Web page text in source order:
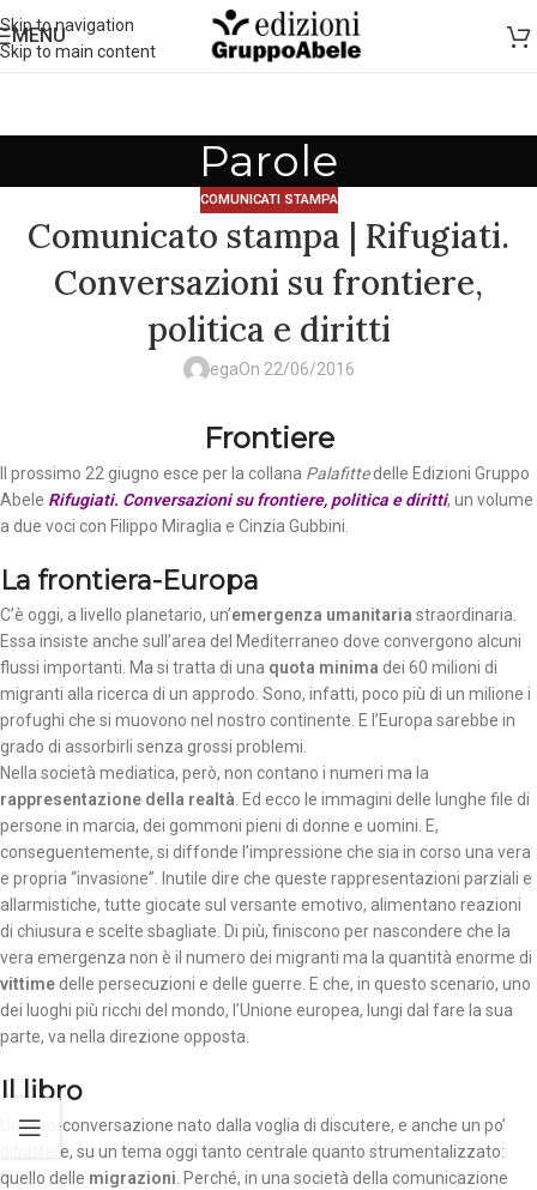
Skip to navigation
Skip to main content
MENU
Parole
COMUNICATI STAMPA
Comunicato stampa | Rifugiati.
Conversazioni su frontiere,
politica e diritti
egaOn 22/06/2016
Frontiere
Il prossimo 22 giugno esce per la collana Palafittedelle Edizioni Gruppo
Abele Rifugiati. Conversazioni su frontiere, politica e diritti, un volume
a due voci con Filippo Miraglia e Cinzia Gubbini.
La frontiera-Europa
C’è oggi, a livello planetario, un’emergenza umanitaria straordinaria.
Essa insiste anche sull’area del Mediterraneo dove convergono alcuni
flussi importanti. Ma si tratta di una quota minima dei 60 milioni di
migranti alla ricerca di un approdo. Sono, infatti, poco più di un milione i
profughi che si muovono nel nostro continente. E l’Europa sarebbe in
grado di assorbirli senza grossi problemi.
Nella società mediatica, però, non contano i numeri ma la
rappresentazione della realtà. Ed ecco le immagini delle lunghe file di
persone in marcia, dei gommoni pieni di donne e uomini. E,
conseguentemente, si diffonde l’impressione che sia in corso una vera
e propria “invasione”. Inutile dire che queste rappresentazioni parziali e
allarmistiche, tutte giocate sul versante emotivo, alimentano reazioni
di chiusura e scelte sbagliate. Di più, finiscono per nascondere che la
vera emergenza non è il numero dei migranti ma la quantità enorme di
vittime delle persecuzioni e delle guerre. E che, in questo scenario, uno
dei luoghi più ricchi del mondo, l’Unione europea, lungi dal fare la sua
parte, va nella direzione opposta.
Il libro
Un libro-conversazione nato dalla voglia di discutere, e anche un po’
dibattere, su un tema oggi tanto centrale quanto strumentalizzato:
quello delle migrazioni. Perché, in una società della comunicazione